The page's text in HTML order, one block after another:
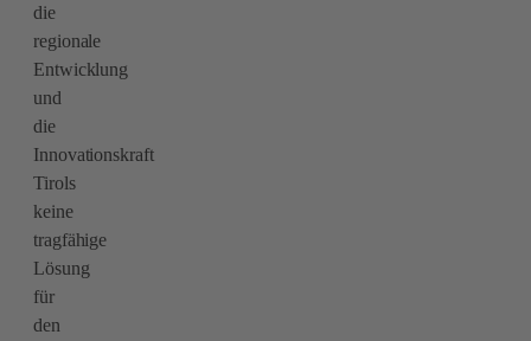
die
regionale
Entwicklung
und
die
Innovationskraft
Tirols
keine
tragfähige
Lösung
für
den